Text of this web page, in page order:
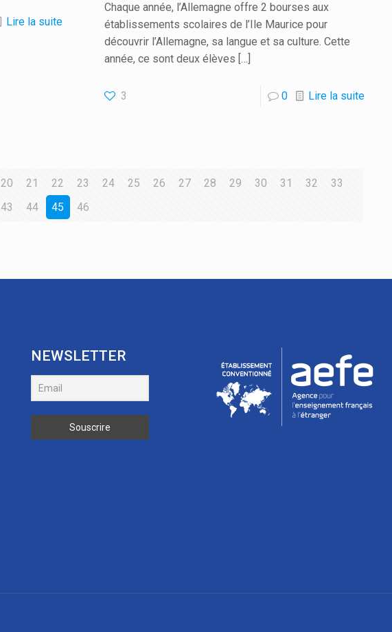
Lire la suite
Chaque année, l’Allemagne offre 2 bourses aux
établissements scolaires de l’Ile Maurice pour
découvrir l’Allemagne, sa langue et sa culture. Cette
année, ce sont deux élèves […]
3 0 Lire la suite
20 21 22 23 24 25 26 27 28 29 30 31 32
33
43 44 45 46
NEWSLETTER